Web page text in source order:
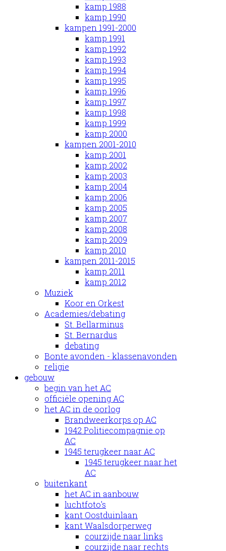
kamp 1988
kamp 1990
kampen 1991-2000
kamp 1991
kamp 1992
kamp 1993
kamp 1994
kamp 1995
kamp 1996
kamp 1997
kamp 1998
kamp 1999
kamp 2000
kampen 2001-2010
kamp 2001
kamp 2002
kamp 2003
kamp 2004
kamp 2006
kamp 2005
kamp 2007
kamp 2008
kamp 2009
kamp 2010
kampen 2011-2015
kamp 2011
kamp 2012
Muziek
Koor en Orkest
Academies/debating
St. Bellarminus
St. Bernardus
debating
Bonte avonden - klassenavonden
religie
gebouw
begin van het AC
officiële opening AC
het AC in de oorlog
Brandweerkorps op AC
1942 Politiecompagnie op
AC
1945 terugkeer naar AC
1945 terugkeer naar het
AC
buitenkant
het AC in aanbouw
luchtfoto's
kant Oostduinlaan
kant Waalsdorperweg
courzijde naar links
courzijde naar rechts